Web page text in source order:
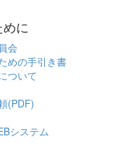
に
会
めの手引き書
ついて
(PDF)
システム